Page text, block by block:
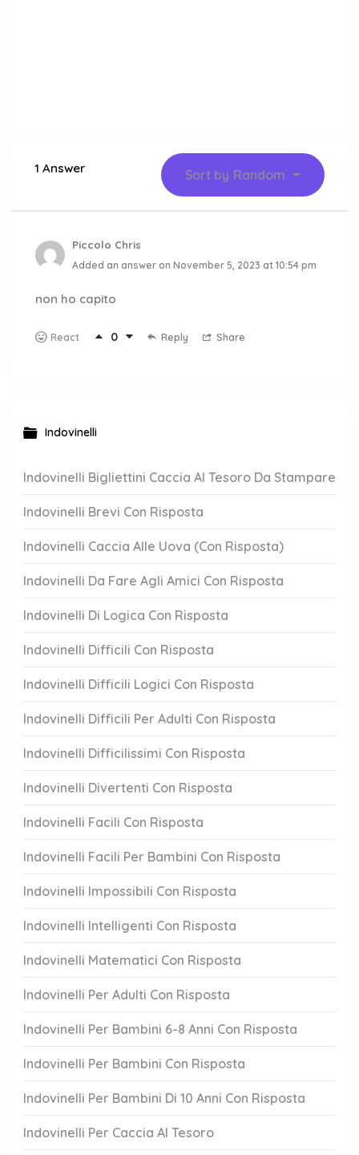
1 Answer Sort by Random
Piccolo Chris
Added an answer on November 5, 2023 at 10:54 pm
non ho capito
React 0 Reply Share
Indovinelli
Indovinelli Bigliettini Caccia Al Tesoro Da Stampare
Indovinelli Brevi Con Risposta
Indovinelli Caccia Alle Uova (Con Risposta)
Indovinelli Da Fare Agli Amici Con Risposta
Indovinelli Di Logica Con Risposta
Indovinelli Difficili Con Risposta
Indovinelli Difficili Logici Con Risposta
Indovinelli Difficili Per Adulti Con Risposta
Indovinelli Difficilissimi Con Risposta
Indovinelli Divertenti Con Risposta
Indovinelli Facili Con Risposta
Indovinelli Facili Per Bambini Con Risposta
Indovinelli Impossibili Con Risposta
Indovinelli Intelligenti Con Risposta
Indovinelli Matematici Con Risposta
Indovinelli Per Adulti Con Risposta
Indovinelli Per Bambini 6-8 Anni Con Risposta
Indovinelli Per Bambini Con Risposta
Indovinelli Per Bambini Di 10 Anni Con Risposta
Indovinelli Per Caccia Al Tesoro